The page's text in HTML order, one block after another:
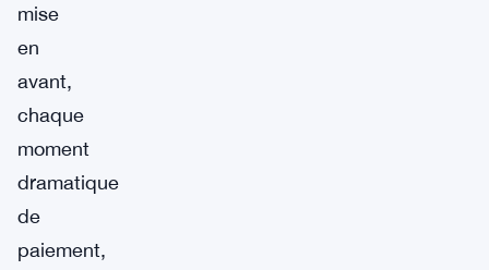
mise
en
avant,
chaque
moment
dramatique
de
paiement,